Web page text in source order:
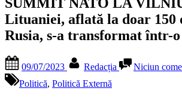
Lituaniei, aflată la doar 150
Rusia, s-a transformat într-
on
09/07/2023 Redacția Niciun
Politică, Politică Externă